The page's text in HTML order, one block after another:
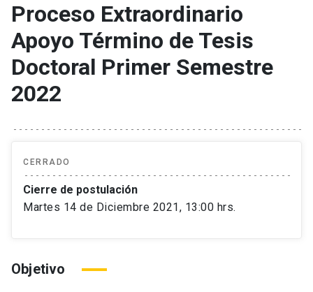
Proceso Extraordinario
Apoyo Término de Tesis
Doctoral Primer Semestre
2022
CERRADO
Cierre de postulación
Martes 14 de Diciembre 2021, 13:00 hrs.
Objetivo